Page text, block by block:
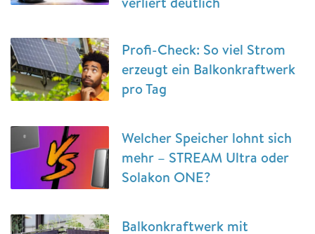
Profi-Check: So viel Strom
erzeugt ein Balkonkraftwerk
pro Tag
Welcher Speicher lohnt sich
mehr – STREAM Ultra oder
Solakon ONE?
Balkonkraftwerk mit